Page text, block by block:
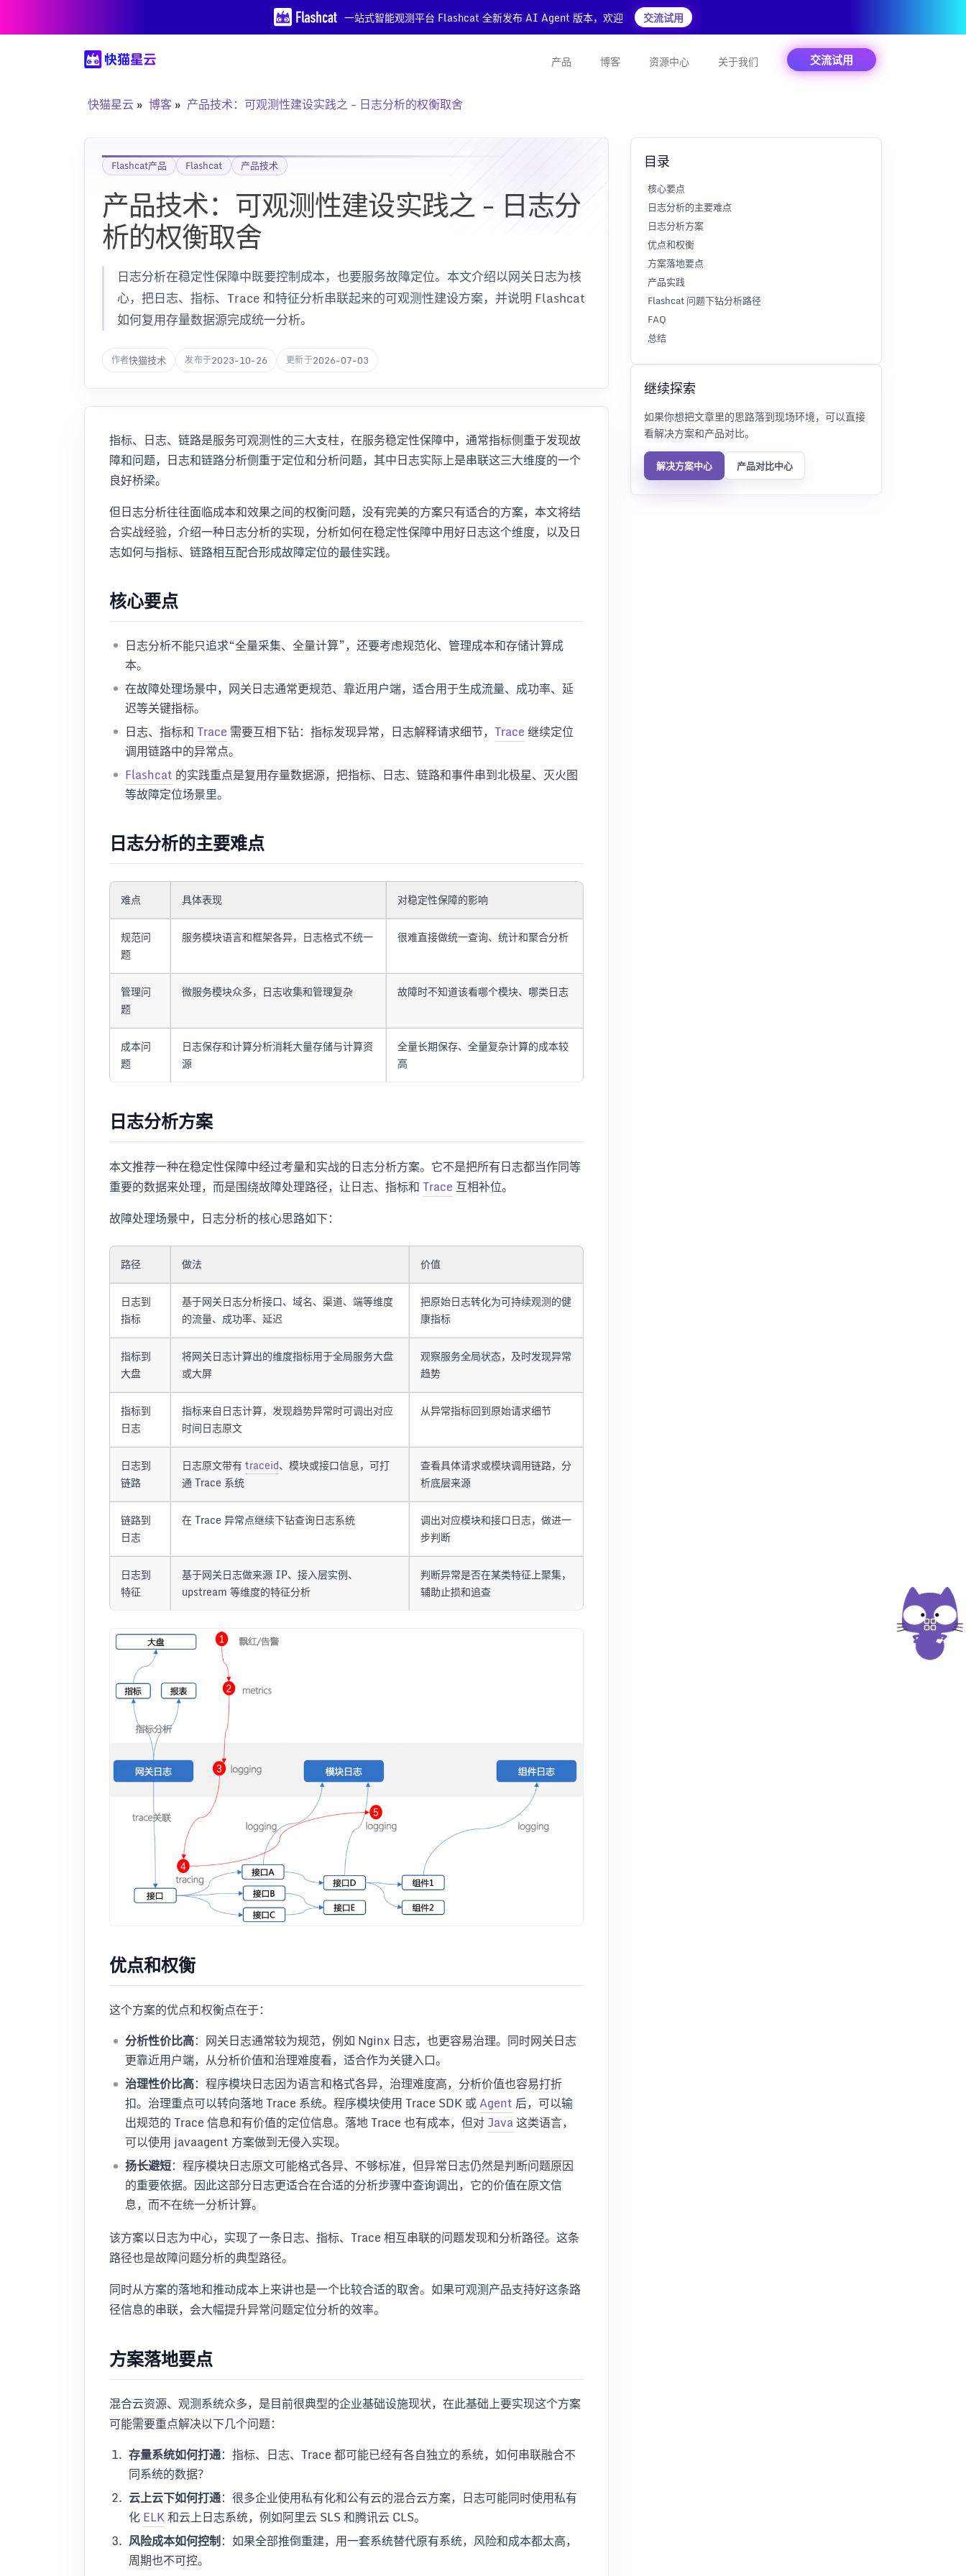
一站式智能观测平台 Flashcat 全新发布 AI Agent 版本，欢迎 交流试用
产品 博客 资源中心 关于我们 交流试用
快猫星云 博客 产品技术：可观测性建设实践之 - 日志分析的权衡取舍
Flashcat产品 Flashcat 产品技术
产品技术：可观测性建设实践之 - 日志分
析的权衡取舍
日志分析在稳定性保障中既要控制成本，也要服务故障定位。本文介绍以网关日志为核
心，把日志、指标、Trace 和特征分析串联起来的可观测性建设方案，并说明 Flashcat
如何复用存量数据源完成统一分析。
作者快猫技术 发布于2023-10-26 更新于2026-07-03
指标、日志、链路是服务可观测性的三大支柱，在服务稳定性保障中，通常指标侧重于发现故
障和问题，日志和链路分析侧重于定位和分析问题，其中日志实际上是串联这三大维度的一个
良好桥梁。
但日志分析往往面临成本和效果之间的权衡问题，没有完美的方案只有适合的方案，本文将结
合实战经验，介绍一种日志分析的实现，分析如何在稳定性保障中用好日志这个维度，以及日
志如何与指标、链路相互配合形成故障定位的最佳实践。
核心要点
日志分析不能只追求“全量采集、全量计算”，还要考虑规范化、管理成本和存储计算成
本。
在故障处理场景中，网关日志通常更规范、靠近用户端，适合用于生成流量、成功率、延
迟等关键指标。
日志、指标和Trace 需要互相下钻：指标发现异常，日志解释请求细节， Trace继续定位
调用链路中的异常点。
Flashcat 的实践重点是复用存量数据源，把指标、日志、链路和事件串到北极星、灭火图
等故障定位场景里。
日志分析的主要难点
难点 具体表现 对稳定性保障的影响
规范问
题
服务模块语言和框架各异，日志格式不统一 很难直接做统一查询、统计和聚合分析
管理问
题
微服务模块众多，日志收集和管理复杂 故障时不知道该看哪个模块、哪类日志
成本问
题
日志保存和计算分析消耗大量存储与计算资
源
全量长期保存、全量复杂计算的成本较
高
日志分析方案
本文推荐一种在稳定性保障中经过考量和实战的日志分析方案。它不是把所有日志都当作同等
重要的数据来处理，而是围绕故障处理路径，让日志、指标和Trace互相补位。
故障处理场景中，日志分析的核心思路如下：
路径 做法 价值
日志到
指标
基于网关日志分析接口、域名、渠道、端等维度
的流量、成功率、延迟
把原始日志转化为可持续观测的健
康指标
指标到
大盘
将网关日志计算出的维度指标用于全局服务大盘
或大屏
观察服务全局状态，及时发现异常
趋势
指标到
日志
指标来自日志计算，发现趋势异常时可调出对应
时间日志原文
从异常指标回到原始请求细节
日志到
链路
日志原文带有traceid、模块或接口信息，可打
通 Trace 系统
查看具体请求或模块调用链路，分
析底层来源
链路到
日志
在 Trace 异常点继续下钻查询日志系统
调出对应模块和接口日志，做进一
步判断
日志到
特征
基于网关日志做来源 IP、接入层实例、
upstream 等维度的特征分析
判断异常是否在某类特征上聚集，
辅助止损和追查
优点和权衡
这个方案的优点和权衡点在于：
分析性价比高：网关日志通常较为规范，例如 Nginx 日志，也更容易治理。同时网关日志
更靠近用户端，从分析价值和治理难度看，适合作为关键入口。
治理性价比高：程序模块日志因为语言和格式各异，治理难度高，分析价值也容易打折
扣。治理重点可以转向落地 Trace 系统。程序模块使用 Trace SDK 或Agent后，可以输
出规范的 Trace 信息和有价值的定位信息。落地 Trace 也有成本，但对Java这类语言，
可以使用 javaagent 方案做到无侵入实现。
扬长避短：程序模块日志原文可能格式各异、不够标准，但异常日志仍然是判断问题原因
的重要依据。因此这部分日志更适合在合适的分析步骤中查询调出，它的价值在原文信
息，而不在统一分析计算。
该方案以日志为中心，实现了一条日志、指标、Trace 相互串联的问题发现和分析路径。这条
路径也是故障问题分析的典型路径。
同时从方案的落地和推动成本上来讲也是一个比较合适的取舍。如果可观测产品支持好这条路
径信息的串联，会大幅提升异常问题定位分析的效率。
方案落地要点
混合云资源、观测系统众多，是目前很典型的企业基础设施现状，在此基础上要实现这个方案
可能需要重点解决以下几个问题：
存量系统如何打通：指标、日志、Trace 都可能已经有各自独立的系统，如何串联融合不
同系统的数据？
云上云下如何打通：很多企业使用私有化和公有云的混合云方案，日志可能同时使用私有
化ELK和云上日志系统，例如阿里云 SLS 和腾讯云 CLS。
风险成本如何控制：如果全部推倒重建，用一套系统替代原有系统，风险和成本都太高，
周期也不可控。
目录
核心要点
日志分析的主要难点
日志分析方案
优点和权衡
方案落地要点
产品实践
Flashcat 问题下钻分析路径
FAQ
总结
继续探索
如果你想把文章里的思路落到现场环境，可以直接
看解决方案和产品对比。
解决方案中心 产品对比中心